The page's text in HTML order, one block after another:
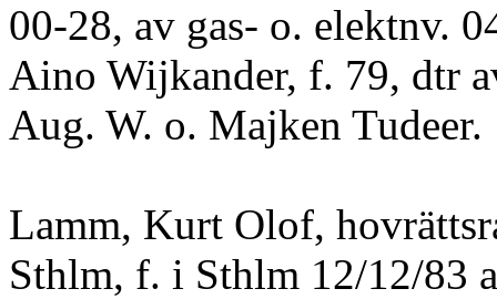
00-28, av gas- o. elektnv.
Aino Wijkander, f. 79, dtr
Aug. W. o. Majken Tudeer.
Lamm, Kurt Olof,
Sthlm, f. i Sthlm 12/12/83